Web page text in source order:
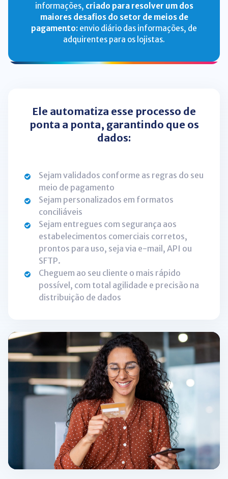
informações, criado para resolver um dos
maiores desafios do setor de meios de
pagamento: envio diário das informações, de
adquirentes para os lojistas.
Ele automatiza esse processo de
ponta a ponta, garantindo que os
dados:
Sejam validados conforme as regras do seu
meio de pagamento
Sejam personalizados em formatos
conciliáveis
Sejam entregues com segurança aos
estabelecimentos comerciais corretos,
prontos para uso, seja via e-mail, API ou
SFTP.
Cheguem ao seu cliente o mais rápido
possível, com total agilidade e precisão na
distribuição de dados